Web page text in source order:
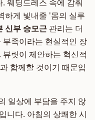
웨딩드레스 속에 감춰
하게 빛내줄 '몸의 실루
신부 승모근 관리는 더
족이라는 현실적인 장
릿이 제안하는 혁신적
함께할 것이기 때문입
일상에 부담을 주지 않
니다. 아침의 상쾌한 시